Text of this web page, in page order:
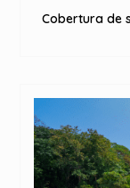
Cobertura de